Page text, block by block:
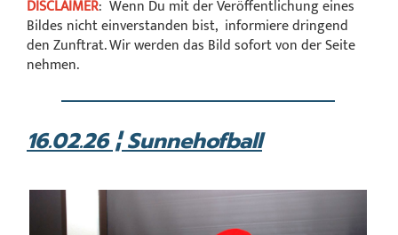
DISCLAIMER: Wenn Du mit der Veröffentlichung eines
Bildes nicht einverstanden bist, informiere dringend
den Zunftrat. Wir werden das Bild sofort von der Seite
nehmen.
16.02.26 ¦ Sunnehofball